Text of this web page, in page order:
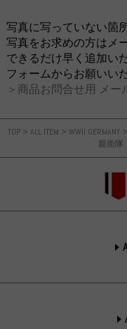
TOP> ALL ITEM > WWII GERMANY>
親衛
写真に写っていない箇
写真をお求めの方はメ
できるだけ早く追加い
フォームからお願いい
＞商品お問合せ用 メー